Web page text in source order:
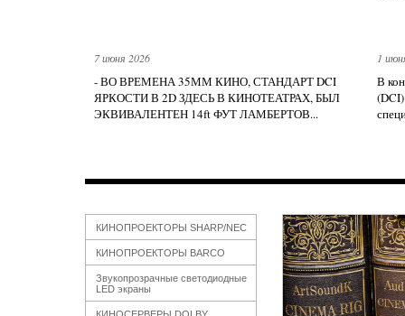
7 июня 2026
- ВО ВРЕМЕНА 35ММ КИНО, СТАНДАРТ DCI
ЯРКОСТИ В 2D ЗДЕСЬ В КИНОТЕАТРАХ, БЫЛ
ЭКВИВАЛЕНТЕН 14ft ФУТ ЛАМБЕРТОВ...
1
В
КИНОПРОЕКТОРЫ SHARP/NEC
КИНОПРОЕКТОРЫ BARCO
Звукопрозрачные светодиодные
LED экраны